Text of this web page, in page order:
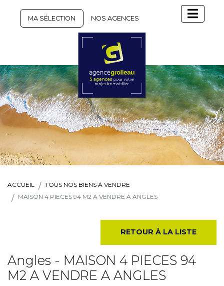
MA SÉLECTION NOS AGENCES
ACCUEIL
TOUS NOS BIENS À VENDRE
MAISON 4 PIECES 94 M2 A VENDRE A ANGLES
RETOUR À LA LISTE
Angles - MAISON 4 PIECES 94
M2 A VENDRE A ANGLES